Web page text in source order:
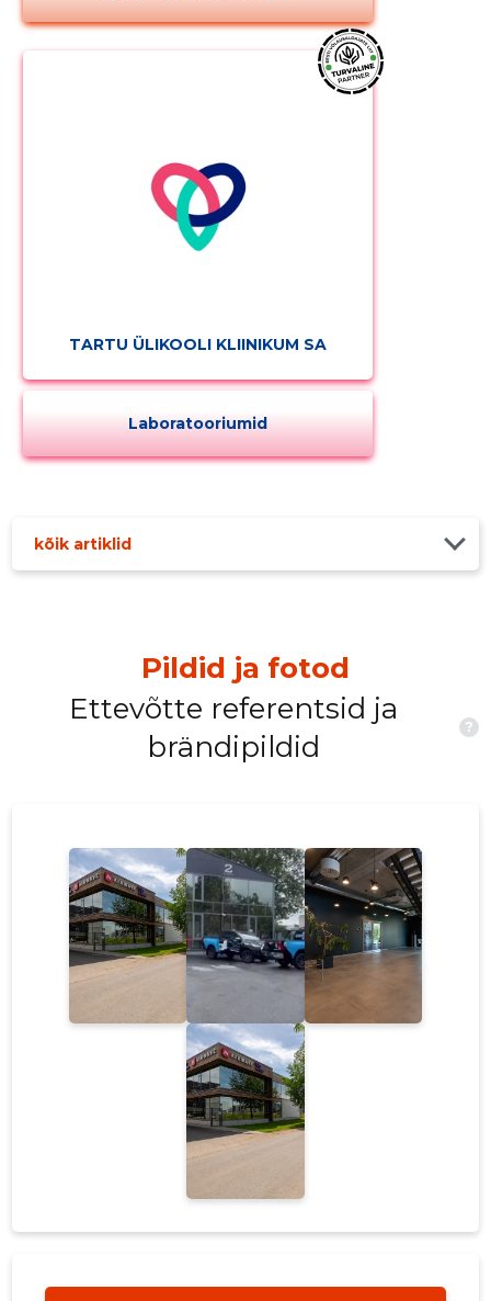
TARTU ÜLIKOOLI KLIINIKUM SA
Laboratooriumid
kõik artiklid
Pildid ja fotod
Ettevõtte referentsid ja
brändipildid
?